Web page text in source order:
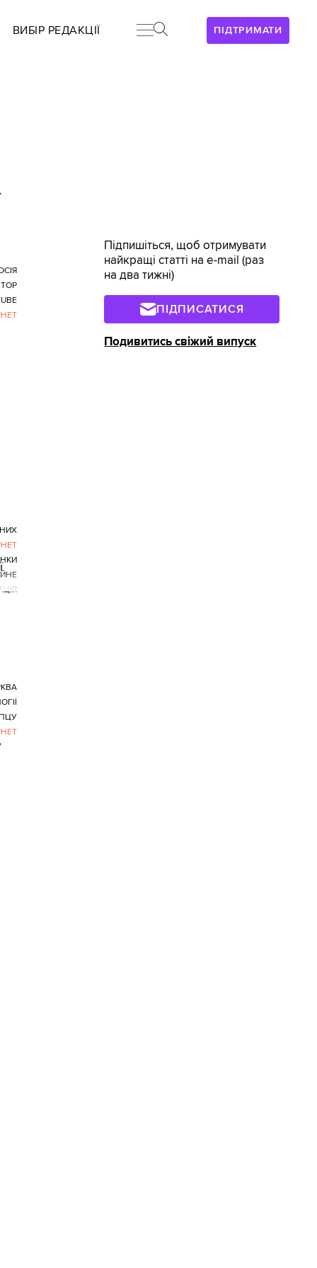
ПІДТРИМАТИ
ВИБІР РЕДАКЦІЇ
Підпишіться, щоб отримувати
найкращі статті на e-mail (раз
на два тижні)
ПІДПИСАТИСЯ
Подивитись свіжий випуск
ПЦУ